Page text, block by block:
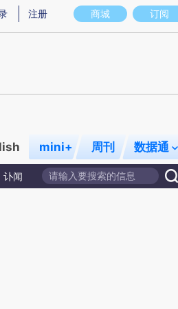
图存在偏差。不代表财新观点和立场。推
商城 订阅
注册
mini+ 周刊 数据通
讣闻